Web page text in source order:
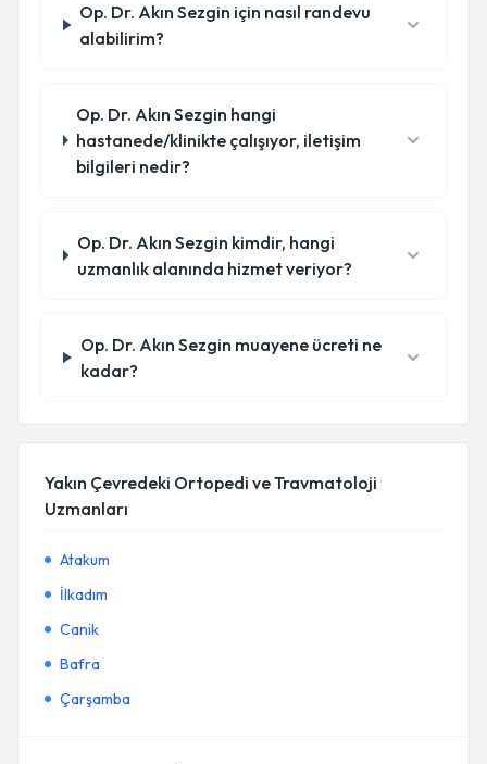
Op. Dr. Akın Sezgin için nasıl randevu
alabilirim?
Op. Dr. Akın Sezgin hangi
hastanede/klinikte çalışıyor, iletişim
bilgileri nedir?
Op. Dr. Akın Sezgin kimdir, hangi
uzmanlık alanında hizmet veriyor?
Op. Dr. Akın Sezgin muayene ücreti ne
kadar?
Yakın Çevredeki Ortopedi ve Travmatoloji
Uzmanları
Atakum
İlkadım
Canik
Bafra
Çarşamba